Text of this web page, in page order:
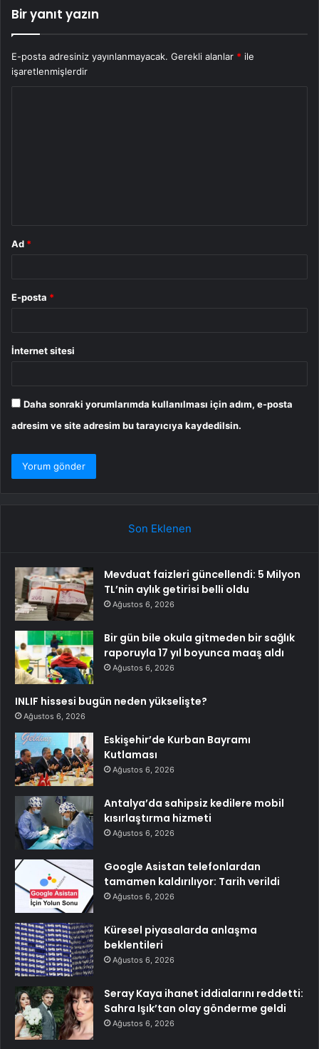
Bir yanıt yazın
E-posta adresiniz yayınlanmayacak. Gerekli alanlar * ile
işaretlenmişlerdir
Ad *
E-posta *
İnternet sitesi
Daha sonraki yorumlarımda kullanılması için adım, e-posta
adresim ve site adresim bu tarayıcıya kaydedilsin.
Son Eklenen
Mevduat faizleri güncellendi: 5 Milyon
TL’nin aylık getirisi belli oldu
Ağustos 6, 2026
Bir gün bile okula gitmeden bir sağlık
raporuyla 17 yıl boyunca maaş aldı
Ağustos 6, 2026
INLIF hissesi bugün neden yükselişte?
Ağustos 6, 2026
Eskişehir’de Kurban Bayramı
Kutlaması
Ağustos 6, 2026
Antalya’da sahipsiz kedilere mobil
kısırlaştırma hizmeti
Ağustos 6, 2026
Google Asistan telefonlardan
tamamen kaldırılıyor: Tarih verildi
Ağustos 6, 2026
Küresel piyasalarda anlaşma
beklentileri
Ağustos 6, 2026
Seray Kaya ihanet iddialarını reddetti:
Sahra Işık’tan olay gönderme geldi
Ağustos 6, 2026